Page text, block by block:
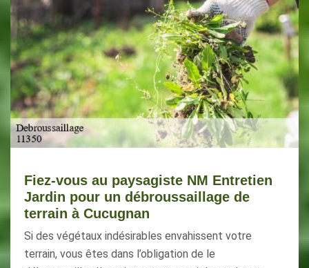
Fiez-vous au paysagiste NM Entretien
Jardin pour un débroussaillage de
terrain à Cucugnan
Si des végétaux indésirables envahissent votre
terrain, vous êtes dans l’obligation de le